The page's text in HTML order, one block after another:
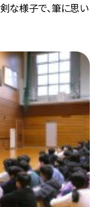
な様子で、筆に思い